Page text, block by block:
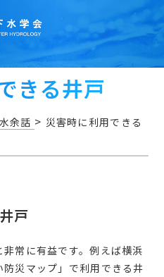
きる井戸
余話 > 災害時に利用できる
戸
常に有益です。例えば横浜
災マップ」で利用できる井